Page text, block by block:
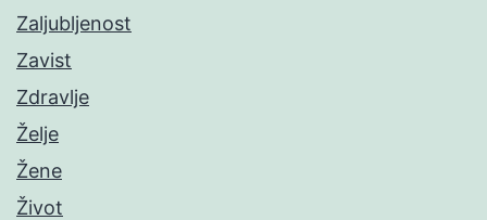
Zaljubljenost
Zavist
Zdravlje
Želje
Žene
Život